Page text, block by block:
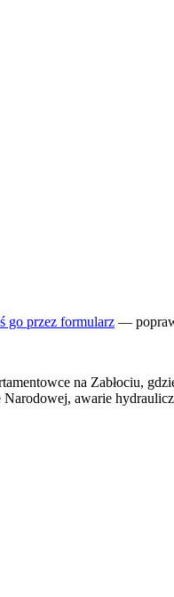
go przez formularz —
na Zabłociu,
awarie